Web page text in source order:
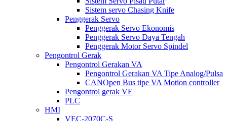
Sistem servo Chasing Knife
Penggerak Servo
Penggerak Servo Ekonomis
Penggerak Servo Daya Tengah
Penggerak Motor Servo Spindel
Pengontrol Gerak
Pengontrol Gerakan VA
Pengontrol Gerakan VA Tipe Analog/Pulsa
CANOpen Bus tipe VA Motion controller
Pengontrol gerak VE
PLC
HMI
VEC-2070C-S